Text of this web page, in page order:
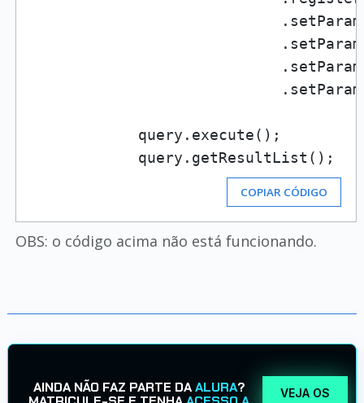
            query.execute();
COPIAR CÓDIGO
OBS: o código acima não está funcionando.
AINDA NÃO FAZ PARTE DAALURA?
VEJA OS